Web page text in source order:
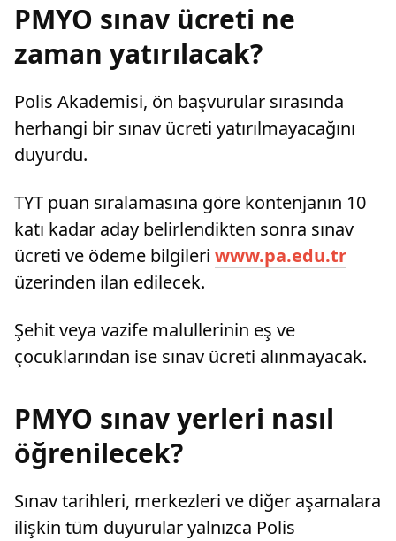
PMYO sınav ücreti ne
zaman yatırılacak?
Polis Akademisi, ön başvurular sırasında
herhangi bir sınav ücreti yatırılmayacağını
duyurdu.
TYT puan sıralamasına göre kontenjanın 10
katı kadar aday belirlendikten sonra sınav
ücreti ve ödeme bilgileri www.pa.edu.tr
üzerinden ilan edilecek.
Şehit veya vazife malullerinin eş ve
çocuklarından ise sınav ücreti alınmayacak.
PMYO sınav yerleri nasıl
öğrenilecek?
Sınav tarihleri, merkezleri ve diğer aşamalara
ilişkin tüm duyurular yalnızca Polis